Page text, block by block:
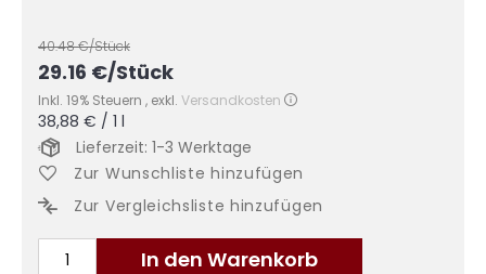
40.48€/Stück
29.16 €/Stück
Inkl. 19% Steuern , exkl. Versandkosten
38,88 € / 1 l
In den Warenkorb
Lieferzeit: 1-3 Werktage
Zur Wunschliste hinzufügen
Zur Vergleichsliste hinzufügen